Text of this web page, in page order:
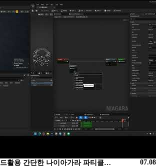
07.08
활용 간단한 나이아가라 파티클…